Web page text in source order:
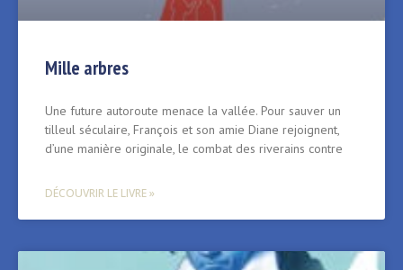
Mille arbres
Une future autoroute menace la vallée. Pour sauver un
tilleul séculaire, François et son amie Diane rejoignent,
d’une manière originale, le combat des riverains contre
DÉCOUVRIR LE LIVRE »